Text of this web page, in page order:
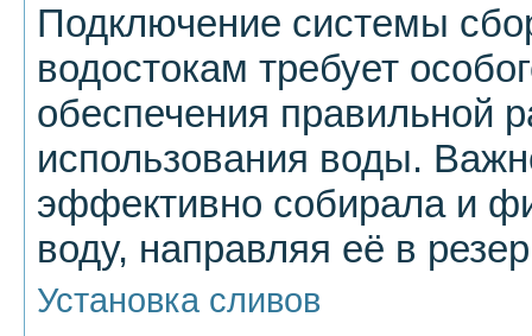
Подключение системы
водостокам требует
обеспечения правильной
использования воды.
эффективно собирала и
воду, направляя её в
Установка сливов